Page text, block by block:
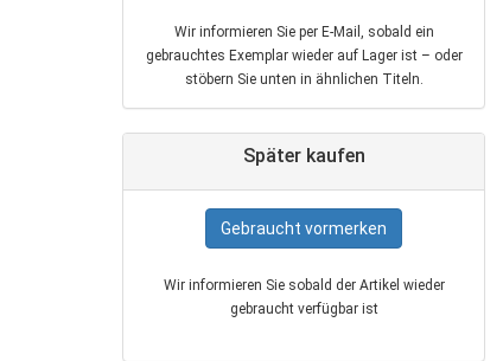
Wir informieren Sie per E‑Mail, sobald ein
gebrauchtes Exemplar wieder auf Lager ist – oder
stöbern Sie unten in ähnlichen Titeln.
Später kaufen
Gebraucht vormerken
Wir informieren Sie sobald der Artikel wieder
gebraucht verfügbar ist